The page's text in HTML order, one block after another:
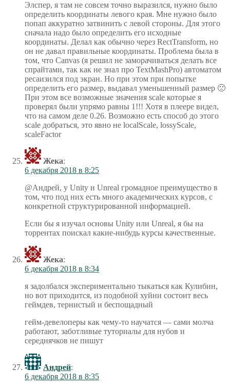
Элспер, я там не совсем точно выразился, нужно было
определить координаты левого края. Мне нужно было
попап аккуратно затвинить с левой стороны. Для этого
сначала надо было определить его исходные
координаты. Делал как обычно через RectTransform, но
он не давал правильные координаты. Проблема была в
том, что Canvas (я решил не заморачиваться делать все
спрайтами, так как не знал про TextMashPro) автоматом
ресаизился под экран. Но при этом при попытке
определить его размер, выдавал уменьшенный размер 🙁
При этом все возможные значения scale которые я
проверял были упрямо равны 1!!! Хотя в плеере видел,
что на самом деле 0.26. Возможно есть способ до этого
scale добраться, это явно не localScale, lossyScale,
scaleFactor
Жека:
6 декабря 2018 в 8:25
@Андрей, у Unity и Unreal громадное преимущество в
том, что под них есть много академических курсов, с
конкретной структурированной информацией.
Если бы я изучал основы Unity или Unreal, я бы на
торрентах поискал какие-нибудь курсы качественные.
Жека:
6 декабря 2018 в 8:34
я задолбался экспериментально тыкаться как Кулибин,
но вот приходится, из подобной хуйни состоит весь
геймдев, тернистый и беспощадный
гейм-девелоперы как чему-то научатся — сами молча
работают, заботливые туториалы для нубов и
середнячков не пишут
Андрей:
6 декабря 2018 в 8:35